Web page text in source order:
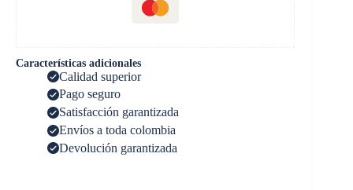
Características adicionales
Calidad superior
Pago seguro
Satisfacción garantizada
Envíos a toda colombia
Devolución garantizada